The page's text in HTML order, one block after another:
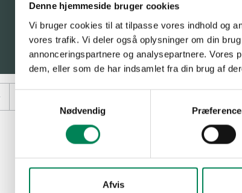
Denne hjemmeside bruger cookies
Vi bruger cookies til at tilpasse vores indhold og
vores trafik. Vi deler også oplysninger om din
annonceringspartnere og analysepartnere. Vores
dem, eller som de har indsamlet fra din brug af
Nødvendig
Afvis